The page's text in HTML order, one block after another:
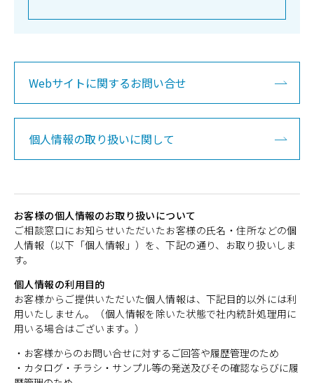
Webサイトに関するお問い合せ
個人情報の取り扱いに関して
お客様の個人情報のお取り扱いについて
ご相談窓口にお知らせいただいたお客様の氏名・住所などの個
人情報（以下「個人情報」）を、下記の通り、お取り扱いしま
す。
個人情報の利用目的
お客様からご提供いただいた個人情報は、下記目的以外には利
用いたしません。（個人情報を除いた状態で社内統計処理用に
用いる場合はございます。）
・お客様からのお問い合せに対するご回答や履歴管理のため
・カタログ・チラシ・サンプル等の発送及びその確認ならびに履